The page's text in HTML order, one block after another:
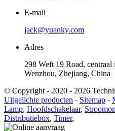
E-mail
jack@yuanky.com
Adres
298 Weft 19 Road,
Wenzhou, Zhejiang, China
© Copyright - 2020 - 2026
Uitgelichte producten - Sitemap -
Lamp, Hoofdschakelaar,
Distributiebox, Timer,